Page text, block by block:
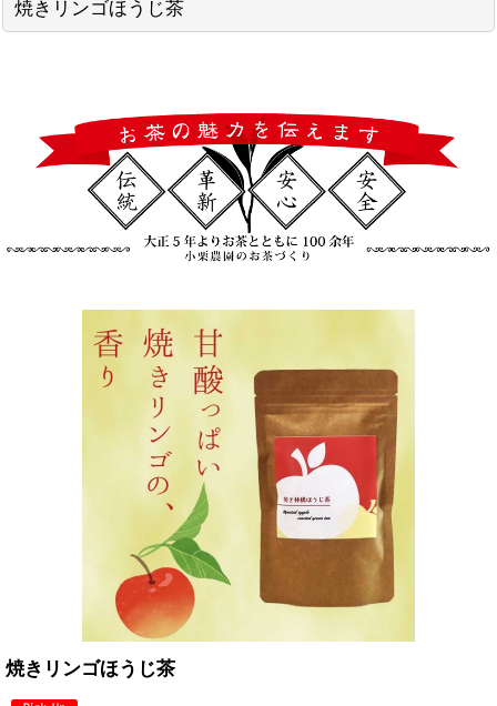
焼きリンゴほうじ茶
焼きリンゴほうじ茶